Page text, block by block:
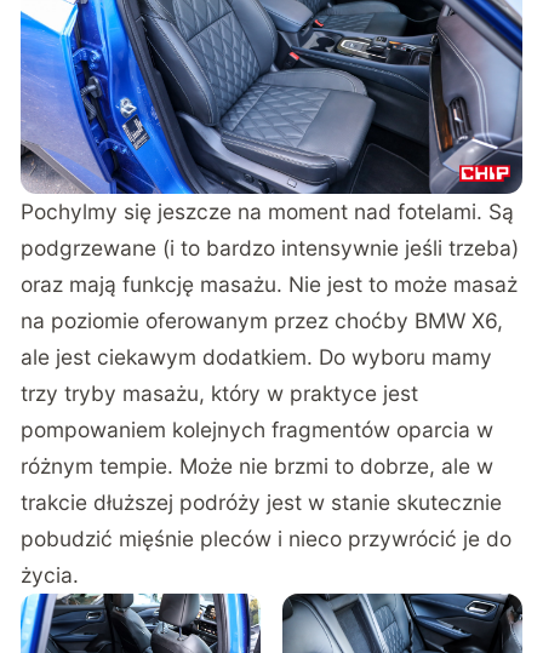
Pochylmy się jeszcze na moment nad fotelami. Są
podgrzewane (i to bardzo intensywnie jeśli trzeba)
oraz mają funkcję masażu. Nie jest to może masaż
na poziomie oferowanym przez choćby BMW X6,
ale jest ciekawym dodatkiem. Do wyboru mamy
trzy tryby masażu, który w praktyce jest
pompowaniem kolejnych fragmentów oparcia w
różnym tempie. Może nie brzmi to dobrze, ale w
trakcie dłuższej podróży jest w stanie skutecznie
pobudzić mięśnie pleców i nieco przywrócić je do
życia.